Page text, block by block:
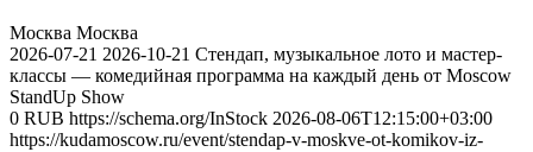
Москва Москва
2026-07-21 2026-10-21 Стендап, музыкальное лото и мастер-
классы — комедийная программа на каждый день от Moscow
StandUp Show
0 RUB https://schema.org/InStock 2026-08-06T12:15:00+03:00
https://kudamoscow.ru/event/stendap-v-moskve-ot-komikov-iz-